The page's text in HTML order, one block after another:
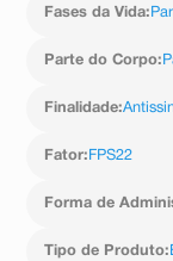
Fases da Vida:
Parte do Corpo:
Finalidade:
Fator: FPS22
Forma de
Tipo de Produto: